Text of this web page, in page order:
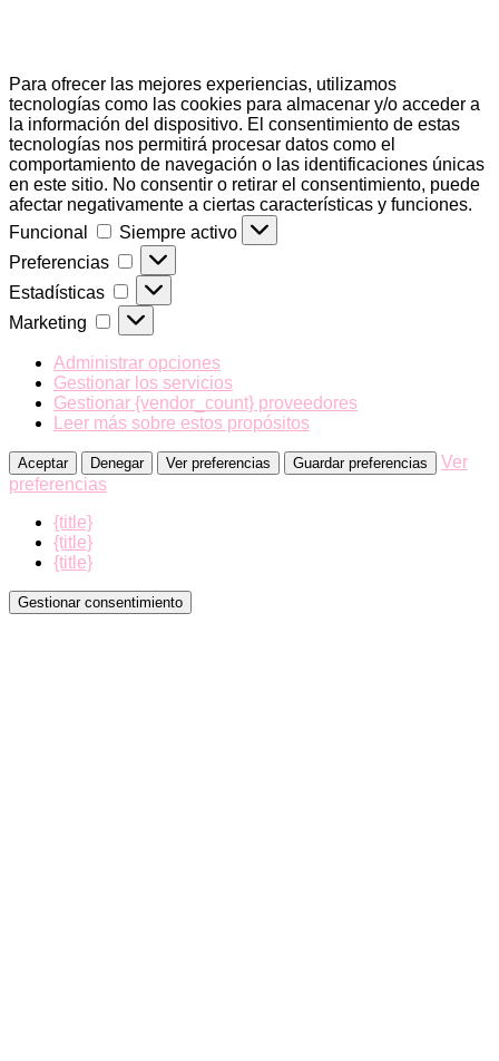
Para ofrecer las mejores experiencias, utilizamos
tecnologías como las cookies para almacenar y/o acceder a
la información del dispositivo. El consentimiento de estas
tecnologías nos permitirá procesar datos como el
comportamiento de navegación o las identificaciones únicas
en este sitio. No consentir o retirar el consentimiento, puede
afectar negativamente a ciertas características y funciones.
Funcional
Funcional
Siempre activo
Preferencias
Preferencias
Estadísticas Estadísticas
Marketing Marketing
Administrar opciones
Gestionar los servicios
Gestionar {vendor_count} proveedores
Leer más sobre estos propósitos
Aceptar Denegar Ver preferencias Guardar preferencias
Ver
preferencias
{title}
{title}
{title}
Gestionar consentimiento